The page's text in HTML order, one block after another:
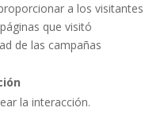
a los visitantes
que visitó
de las campañas
la interacción.